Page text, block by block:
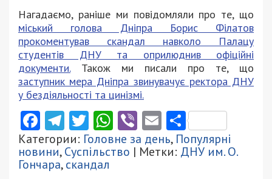
Нагадаємо, раніше ми повідомляли про те, що
міський голова Дніпра Борис Філатов
прокоментував скандал навколо Палацу
студентів ДНУ та оприлюднив офіційні
документи.Також ми писали про те, що
заступник мера Дніпра звинувачує ректора ДНУ
у бездіяльності та цинізмі.
Facebook
Telegram
Twitter
WhatsApp
ViberEmail
Категории: Головне за день, Популярні
новини,Суспільство | Метки: ДНУ им. О.
Гончара,скандал